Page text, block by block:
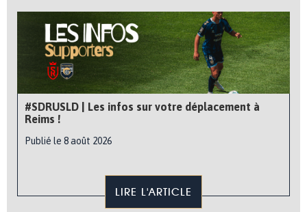
#SDRUSLD | Les infos sur votre déplacement à
Reims !
Publié le 8 août 2026
LIRE L'ARTICLE